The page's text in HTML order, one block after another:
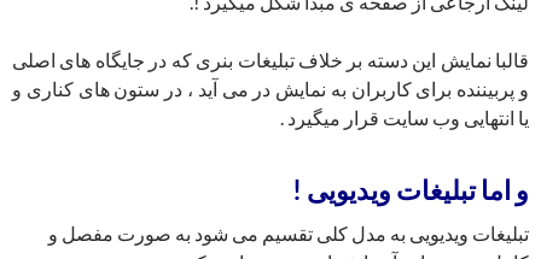
قالبا نمایش این دسته بر خلاف تبلیغات بنری که در جایگاه های اصلی
و پربیننده برای کاربران به نمایش در می آید ، در ستون های کناری و
یا انتهایی وب سایت قرار میگیرد .
و اما تبلیغات ویدیویی !
تبلیغات ویدیویی به مدل کلی تقسیم می شود به صورت مفصل و